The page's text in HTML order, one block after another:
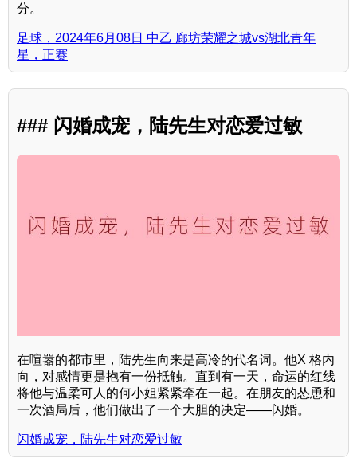
分。
足球，2024年6月08日 中乙 廊坊荣耀之城vs湖北青年
星，正赛
### 闪婚成宠，陆先生对恋爱过敏
在喧嚣的都市里，陆先生向来是高冷的代名词。他X 格内
向，对感情更是抱有一份抵触。直到有一天，命运的红线
将他与温柔可人的何小姐紧紧牵在一起。在朋友的怂恿和
一次酒局后，他们做出了一个大胆的决定——闪婚。
闪婚成宠，陆先生对恋爱过敏